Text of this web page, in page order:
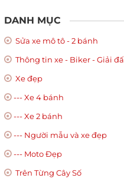
DANH MỤC
Sửa xe mô tô - 2 bánh
Thông tin xe - Biker - Giải
Xe đẹp
--- Xe 4 bánh
--- Xe 2 bánh
--- Người mẫu và xe đẹp
--- Moto Đẹp
Trên Từng Cây Số